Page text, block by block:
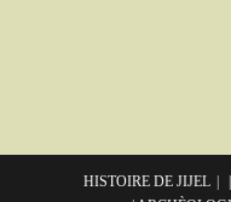
HISTOIRE DE JIJEL